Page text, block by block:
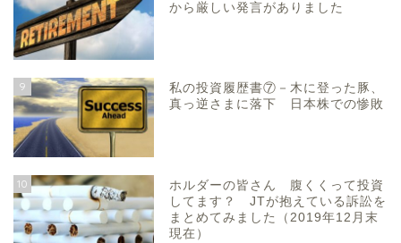
から厳しい発言がありました
9
私の投資履歴書⑦－木に登った豚、
真っ逆さまに落下 日本株での惨敗
10
ホルダーの皆さん 腹くくって投資
してます？ JTが抱えている訴訟を
まとめてみました（2019年12月末
現在）